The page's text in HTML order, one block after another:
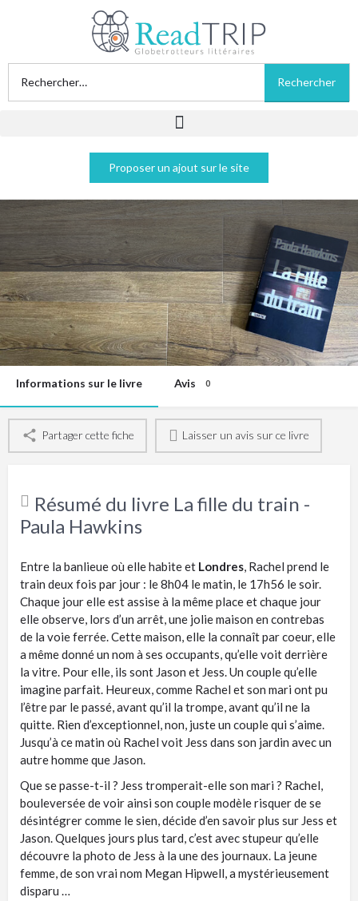
Proposer un ajout sur le site
La fille du train - Paula Hawkins
Acheter sur Amazon Acheter sur Fnac
Informations sur le livre Avis 0
Partager cette fiche Laisser un avis sur ce livre
Résumé du livre La fille du train -
Paula Hawkins
Entre la banlieue où elle habite et Londres , Rachel prend le
train deux fois par jour : le 8h04 le matin, le 17h56 le soir.
Chaque jour elle est assise à la même place et chaque jour
elle observe, lors d’un arrêt, une jolie maison en contrebas
de la voie ferrée. Cette maison, elle la connaît par coeur, elle
a même donné un nom à ses occupants, qu’elle voit derrière
la vitre. Pour elle, ils sont Jason et Jess. Un couple qu’elle
imagine parfait. Heureux, comme Rachel et son mari ont pu
l’être par le passé, avant qu’il la trompe, avant qu’il ne la
quitte. Rien d’exceptionnel, non, juste un couple qui s’aime.
Jusqu’à ce matin où Rachel voit Jess dans son jardin avec un
autre homme que Jason.
Que se passe-t-il ? Jess tromperait-elle son mari ? Rachel,
bouleversée de voir ainsi son couple modèle risquer de se
désintégrer comme le sien, décide d’en savoir plus sur Jess et
Jason. Quelques jours plus tard, c’est avec stupeur qu’elle
découvre la photo de Jess à la une des journaux. La jeune
femme, de son vrai nom Megan Hipwell, a mystérieusement
disparu …